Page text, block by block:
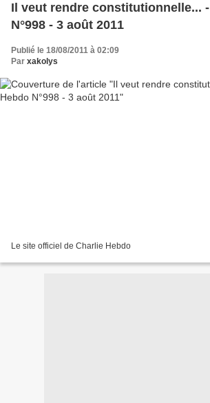
Il veut rendre constitutionnelle...
N°998 - 3 août 2011
Publié le 18/08/2011 à 02:09
Par xakolys
Le site officiel de Charlie Hebdo